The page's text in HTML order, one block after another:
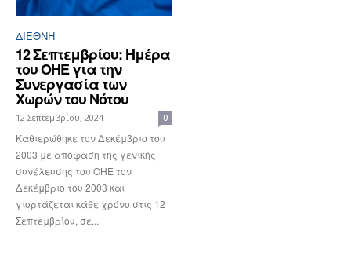
ΔΙΕΘΝΉ
12 Σεπτεμβρίου: Ημέρα
του ΟΗΕ για την
Συνεργασία των
Χωρών του Νότου
12 Σεπτεμβρίου, 2024 0
Καθιερώθηκε τον Δεκέμβριο του
2003 με απόφαση της γενικής
συνέλευσης του ΟΗΕ τον
Δεκέμβριο του 2003 και
γιορτάζεται κάθε χρόνο στις 12
Σεπτεμβρίου, σε...